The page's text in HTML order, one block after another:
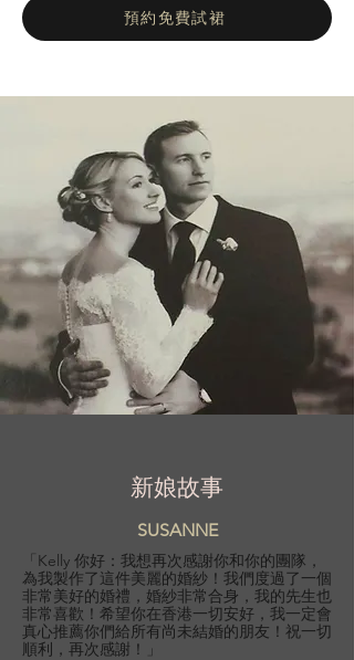
伊利諾伊州芝加哥開設了第一家設計公司。今
天，Mac Duggal 是一個備受追捧的品牌，受
預約免費試裙
新娘故事
SUSANNE
「Kelly 你好：我想再次感謝你和你的團隊，
為我製作了這件美麗的婚紗！我們度過了一個
非常美好的婚禮，婚紗非常合身，我的先生也
非常喜歡！希望你在香港一切安好，我一定會
真心推薦你們給所有尚未結婚的朋友！祝一切
順利，再次感謝！」